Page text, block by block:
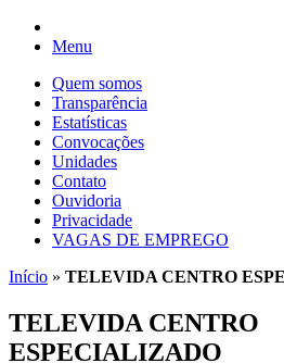
Menu
Quem somos
Transparência
Estatísticas
Convocações
Unidades
Contato
Ouvidoria
Privacidade
VAGAS DE EMPREGO
Início » TELEVIDA CENTRO
TELEVIDA CENTRO
ESPECIALIZADO